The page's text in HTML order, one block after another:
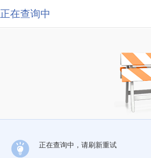
正在查询中
正在查询中，请刷新重试